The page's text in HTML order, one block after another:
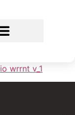
wrrnt v_1